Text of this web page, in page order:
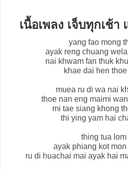
เนื้อเพลง เจ็บทุกเช้า
yang fao mong
ayak reng chuang
nai khwam fan thuk
khae dai hen
muea ru di wa nai
thoe nan eng maimi
mi tae siang khong
thi ying yam hai
thing tua lom
ayak phiang kot
ru di huachai mai ayak hai